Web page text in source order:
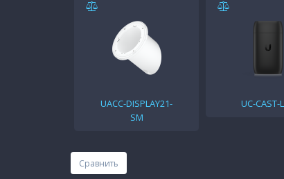
UACC-DISPLAY21-
SM
UC-CAST-
Сравнить